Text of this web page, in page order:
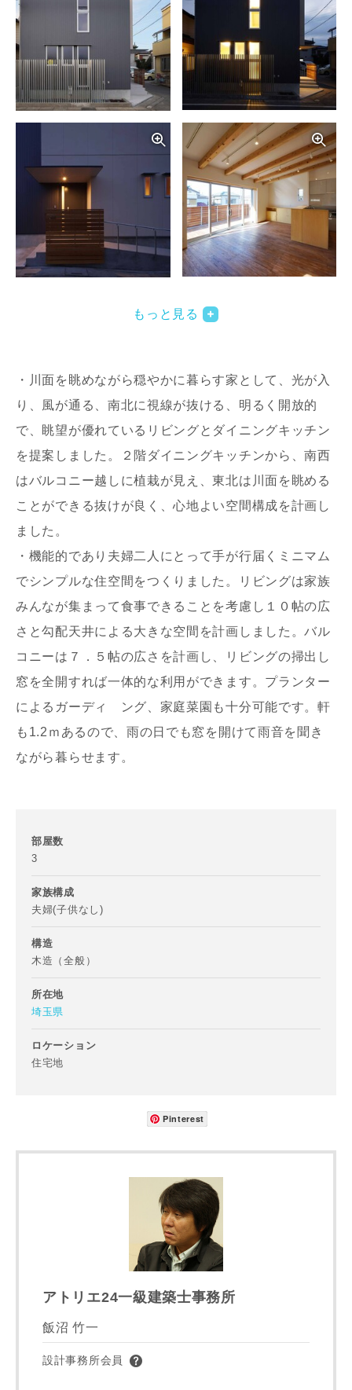
写真を拡大する
写真を拡大する
もっと見る
・川面を眺めながら穏やかに暮らす家として、光が入
り、風が通る、南北に視線が抜ける、明るく開放的
で、眺望が優れているリビングとダイニングキッチン
を提案しました。２階ダイニングキッチンから、南西
はバルコニー越しに植栽が見え、東北は川面を眺める
ことができる抜けが良く、心地よい空間構成を計画し
ました。
・機能的であり夫婦二人にとって手が行届くミニマム
でシンプルな住空間をつくりました。リビングは家族
みんなが集まって食事できることを考慮し１０帖の広
さと勾配天井による大きな空間を計画しました。バル
コニーは７．５帖の広さを計画し、リビングの掃出し
窓を全開すれば一体的な利用ができます。プランター
によるガーディ ング、家庭菜園も十分可能です。軒
も1.2ｍあるので、雨の日でも窓を開けて雨音を聞き
ながら暮らせます。
部屋数
3
家族構成
夫婦(子供なし)
構造
木造（全般）
所在地
埼玉県
ロケーション
住宅地
Pinterest
アトリエ24一級建築士事務所
飯沼 竹一
設計事務所会員
ご住所
郵便番号
都道府県
建築予定地